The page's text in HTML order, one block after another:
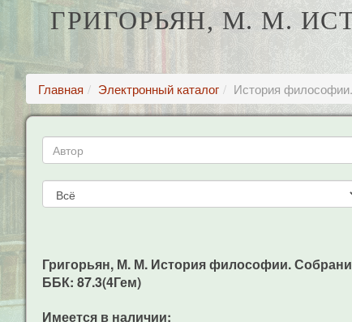
ГРИГОРЬЯН, М. М.
Главная Электронный каталог История
Григорьян, М. М. История философии.
ББК: 87.3(4Гем)
Имеется в наличии: